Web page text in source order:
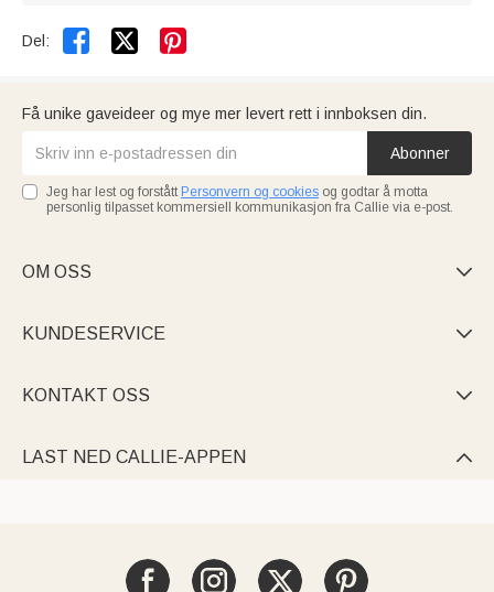
Del:  
Få unike gaveideer og mye mer levert rett i innboksen din.
Abonner
Jeg har lest og forstått Personvern og cookies og godtar å motta
personlig tilpasset kommersiell kommunikasjon fra Callie via e-post.
OM OSS 
KUNDESERVICE 
KONTAKT OSS 
LAST NED CALLIE-APPEN 